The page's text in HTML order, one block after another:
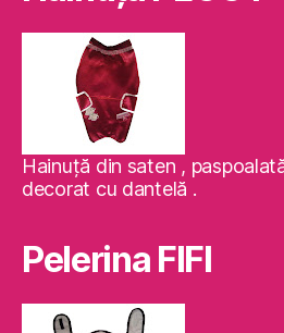
Hainuţă din saten ,
decorat cu dantelă .
Pelerina FIFI